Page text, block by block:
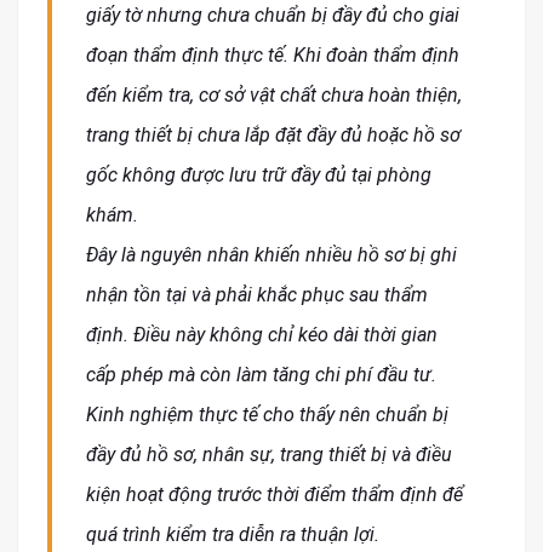
giấy tờ nhưng chưa chuẩn bị đầy đủ cho giai
đoạn thẩm định thực tế. Khi đoàn thẩm định
đến kiểm tra, cơ sở vật chất chưa hoàn thiện,
trang thiết bị chưa lắp đặt đầy đủ hoặc hồ sơ
gốc không được lưu trữ đầy đủ tại phòng
khám.
Đây là nguyên nhân khiến nhiều hồ sơ bị ghi
nhận tồn tại và phải khắc phục sau thẩm
định. Điều này không chỉ kéo dài thời gian
cấp phép mà còn làm tăng chi phí đầu tư.
Kinh nghiệm thực tế cho thấy nên chuẩn bị
đầy đủ hồ sơ, nhân sự, trang thiết bị và điều
kiện hoạt động trước thời điểm thẩm định để
quá trình kiểm tra diễn ra thuận lợi.